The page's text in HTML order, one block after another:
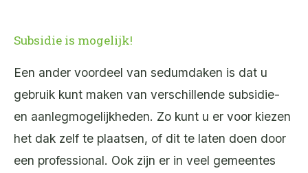
Subsidie is mogelijk!
Een ander voordeel van sedumdaken is dat u
gebruik kunt maken van verschillende subsidie-
en aanlegmogelijkheden. Zo kunt u er voor kiezen
het dak zelf te plaatsen, of dit te laten doen door
een professional. Ook zijn er in veel gemeentes